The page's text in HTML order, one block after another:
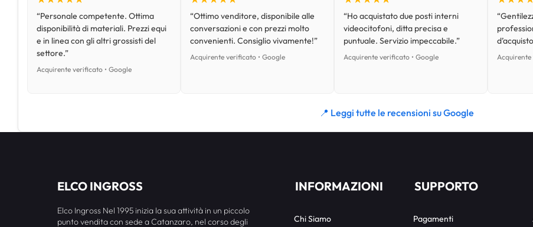
“Personale competente. Ottima
disponibilità di materiali. Prezzi equi
e in linea con gli altri grossisti del
settore.”
Acquirente verificato • Google
“Ottimo venditore, disponibile alle
conversazioni e con prezzi molto
convenienti. Consiglio vivamente!”
Acquirente verificato • Google
“Ho acquistato due posti interni
videocitofoni, ditta precisa e
puntuale. Servizio impeccabile.”
Acquirente verificato • Google
📍 Leggi tutte le recensioni su Google
ELCO INGROSS
Elco Ingross Nel 1995 inizia la sua attività in un piccolo
punto vendita con sede a Catanzaro, nel corso degli
INFORMAZIONI
Chi Siamo
SUPPORTO
Pagamenti